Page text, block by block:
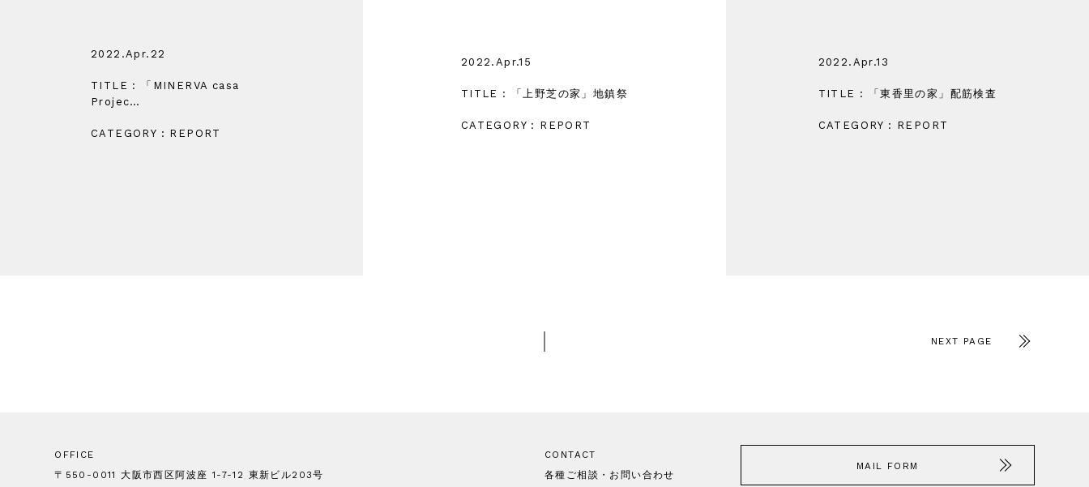
2022.Apr.22
TITLE : 「MINERVA casa
Projec…
CATEGORY : REPORT
2022.Apr.15
TITLE : 「上野芝の家」地鎮祭
CATEGORY : REPORT
2022.Apr.13
TITLE : 「東香里の家」配筋検査
CATEGORY : REPORT
NEXT PAGE
OFFICE
〒550-0011 大阪市西区阿波座 1-7-12 東新ビル203号
CONTACT
各種ご相談・お問い合わせ
MAIL FORM